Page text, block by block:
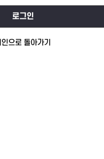
로그인
인으로 돌아가기